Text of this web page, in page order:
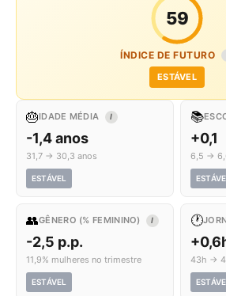
59
ÍNDICE DE FUTURO
ESTÁVEL
🎂IDADE MÉDIA I
-1,4 anos
31,7 → 30,3 anos
ESTÁVEL
📚
+0,1
6,5 →
👥GÊNERO (% FEMININO) I
-2,5 p.p.
11,9% mulheres no trimestre
ESTÁVEL
🕐
43h →